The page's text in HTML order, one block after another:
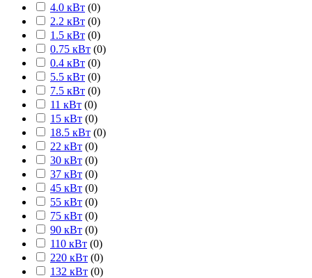
4.0 кВт (0)
2.2 кВт (0)
1.5 кВт (0)
0.75 кВт (0)
0.4 кВт (0)
5.5 кВт (0)
7.5 кВт (0)
11 кВт (0)
15 кВт (0)
18.5 кВт (0)
22 кВт (0)
30 кВт (0)
37 кВт (0)
45 кВт (0)
55 кВт (0)
75 кВт (0)
90 кВт (0)
110 кВт (0)
220 кВт (0)
132 кВт (0)